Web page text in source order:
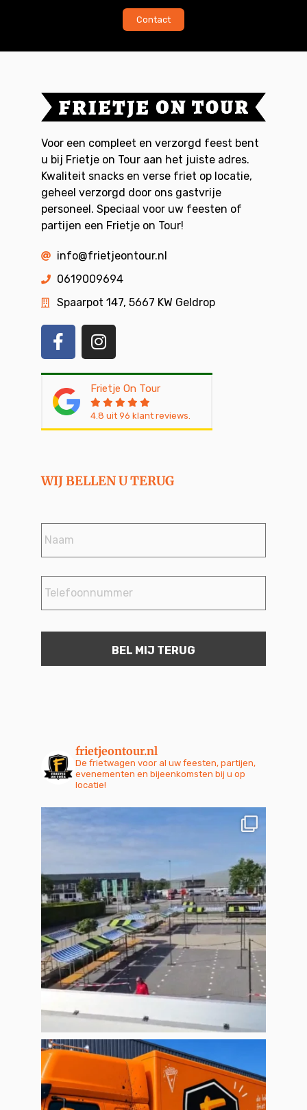
Contact
Voor een compleet en verzorgd feest bent
u bij Frietje on Tour aan het juiste adres.
Kwaliteit snacks en verse friet op locatie,
geheel verzorgd door ons gastvrije
personeel. Speciaal voor uw feesten of
partijen een Frietje on Tour!
info@frietjeontour.nl
0619009694
Spaarpot 147, 5667 KW Geldrop
Frietje On Tour
4.8 uit 96 klant reviews.
WIJ BELLEN U TERUG
Naam *
Telefoonnummer *
frietjeontour.nl
De frietwagen voor al uw feesten, partijen,
evenementen en bijeenkomsten bij u op
locatie!